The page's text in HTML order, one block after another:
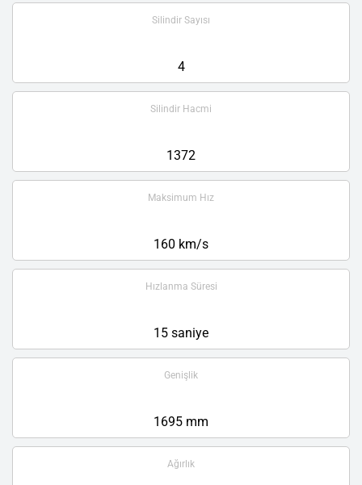
Silindir Sayısı
4
Silindir Hacmi
1372
Maksimum Hız
160 km/s
Hızlanma Süresi
15 saniye
Genişlik
1695 mm
Ağırlık